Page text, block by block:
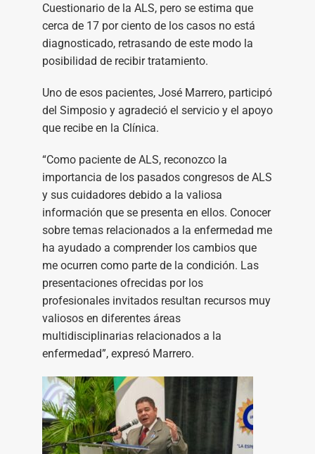
Cuestionario de la ALS, pero se estima que
cerca de 17 por ciento de los casos no está
diagnosticado, retrasando de este modo la
posibilidad de recibir tratamiento.
Uno de esos pacientes, José Marrero, participó
del Simposio y agradeció el servicio y el apoyo
que recibe en la Clínica.
“Como paciente de ALS, reconozco la
importancia de los pasados congresos de ALS
y sus cuidadores debido a la valiosa
información que se presenta en ellos. Conocer
sobre temas relacionados a la enfermedad me
ha ayudado a comprender los cambios que
me ocurren como parte de la condición. Las
presentaciones ofrecidas por los
profesionales invitados resultan recursos muy
valiosos en diferentes áreas
multidisciplinarias relacionados a la
enfermedad”, expresó Marrero.